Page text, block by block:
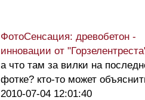
ФотоСенсация: древобетон -
инновации от
а что там за вилки на
фотке? кто-то может
2010-07-04 12:01:40